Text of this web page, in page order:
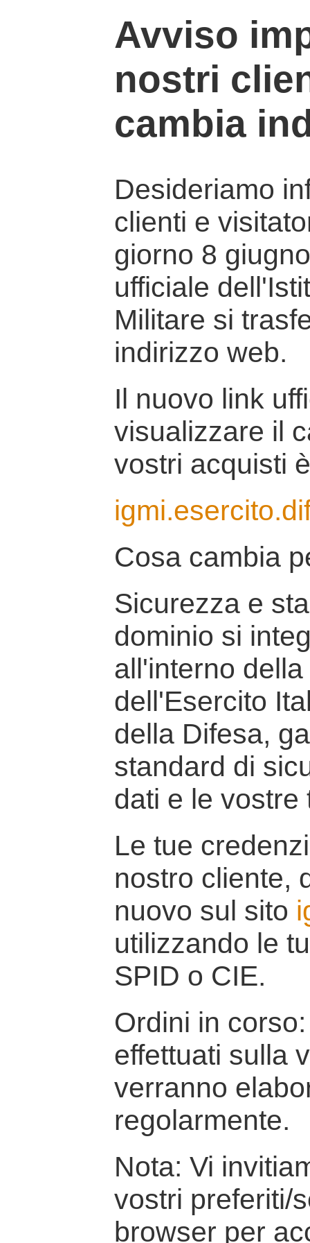
Avviso
nostri
cambia
Desideriamo
clienti e
giorno 8
ufficiale
Militare si
indirizzo web.
Il nuovo link
visualizzare il
vostri acquisti
Cosa cambia
Sicurezza e
dominio si
all'interno
dell'Esercito
della Difesa,
standard di
dati e le vostre
Le tue
nostro cliente,
nuovo sul sito
utilizzando le
SPID o CIE.
Ordini in
effettuati sulla
verranno
regolarmente.
Nota: Vi
vostri preferiti/
browser per